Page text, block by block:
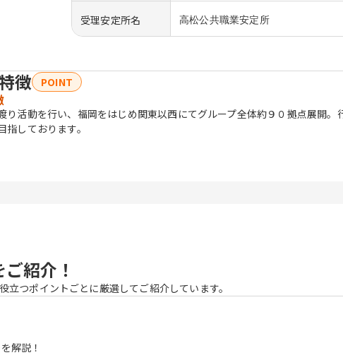
受理安定所名 高松公共職業安定所
徴 POINT
り活動を行い、福岡をはじめ関東以西にてグループ全体約９０拠点展開。
指しております。
ご紹介！
つポイントごとに厳選してご紹介しています。
解説！